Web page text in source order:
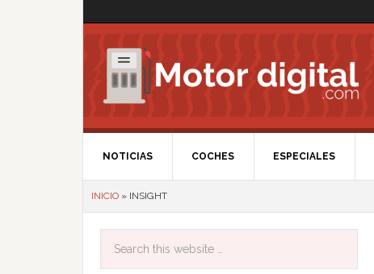
NOTICIAS COCHES ESPECIALES
INICIO » INSIGHT